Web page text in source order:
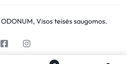
Visos teisės saugomos.